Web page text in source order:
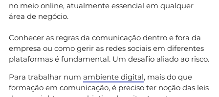
no meio online, atualmente essencial em qualquer
área de negócio.
Conhecer as regras da comunicação dentro e fora da
empresa ou como gerir as redes sociais em diferentes
plataformas é fundamental. Um desafio aliado ao risco.
Para trabalhar num ambiente digital, mais do que
formação em comunicação, é preciso ter noção das leis